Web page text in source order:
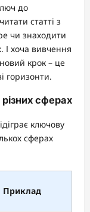
до
статті з
чи знаходити
І хоча вивчення
крок – це
горизонти.
різних сферах
ключову
сферах
Приклад